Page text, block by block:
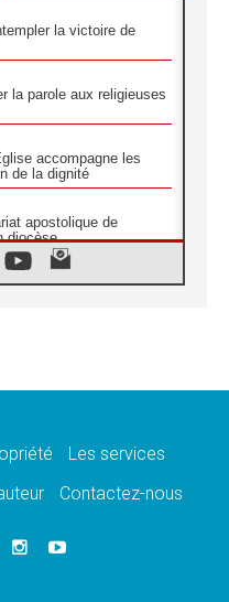
la victoire de
la parole aux religieuses
accompagne les
de la dignité
apostolique de
diocèse
le 15 août, entre
apostolique du
sur l'éducation
Les services
Contactez-nous